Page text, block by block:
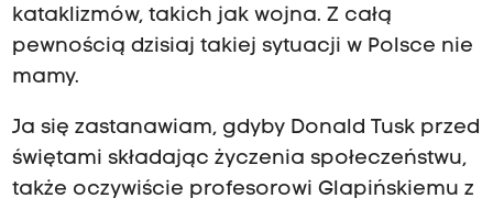
kataklizmów, takich jak wojna. Z całą
pewnością dzisiaj takiej sytuacji w Polsce nie
mamy.
Ja się zastanawiam, gdyby Donald Tusk przed
świętami składając życzenia społeczeństwu,
także oczywiście profesorowi Glapińskiemu z